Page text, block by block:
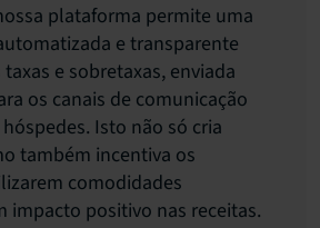
plataforma permite uma
e transparente
e sobretaxas, enviada
os canais de comunicação
Isto não só cria
também incentiva os
comodidades
impacto positivo nas receitas.